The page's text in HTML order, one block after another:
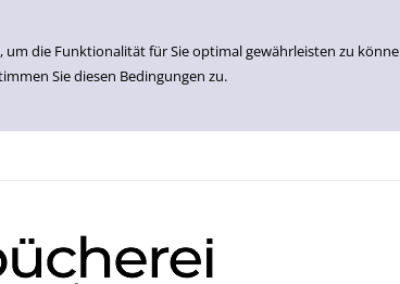
um die Funktionalität für Sie optimal gewährleisten zu
Sie diesen Bedingungen zu.